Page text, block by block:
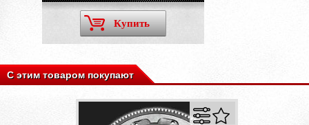
Купить
С этим товаром покупают